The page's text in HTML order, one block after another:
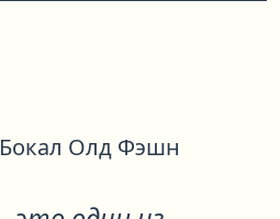
Бокал Олд Фэшн